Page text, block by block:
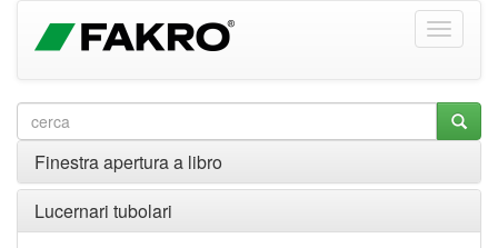
Finestra apertura a libro
Lucernari tubolari